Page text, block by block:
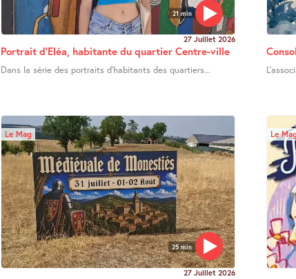
21 min
27 Juillet 2026
Portrait d’Eléa, habitante du quartier Centre-ville
Dans la série des portraits d’habitants des quartiers...
25 min
Le Mag
27 Juillet 2026
Le